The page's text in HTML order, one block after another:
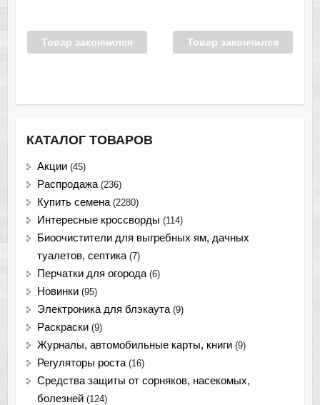
Товар закончился Товар закончился
КАТАЛОГ ТОВАРОВ
Акции (45)
Распродажа (236)
Купить семена (2280)
Интересные кроссворды (114)
Биоочистители для выгребных ям, дачных
туалетов, септика (7)
Перчатки для огорода (6)
Новинки (95)
Электроника для блэкаута (9)
Раскраски (9)
Журналы, автомобильные карты, книги (9)
Регуляторы роста (16)
Средства защиты от сорняков, насекомых,
болезней (124)